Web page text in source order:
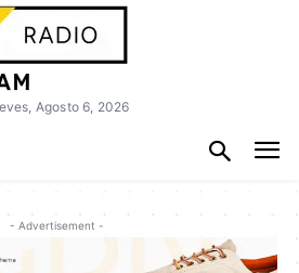
Agosto 6, 2026
- Advertisement -